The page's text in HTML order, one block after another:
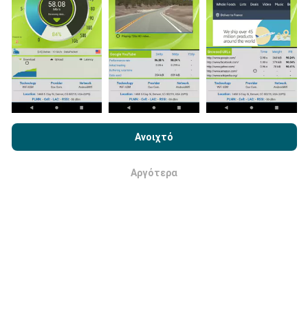
nPerf. Αυτές είναι οι δοκιμές που διεξάγονται σε
πραγματικές συνθήκες, απευθείας στο πεδίο. Αν
θέλετε να συμμετάσχετε επίσης, το μόνο που έχετε
να κάνετε είναι να κατεβάσετε την εφαρμογή nPerf
στο smartphone σας.
Όσο περισσότερα δεδομένα
υπάρχουν, τόσο πιο ολοκληρωμένοι θα είναι οι
χάρτες!
Ανοιχτό
Αργότερα
Χρήσης απορρήτου και Cookiesκαθώς και τη δοκιμή nPerf
Άδεια χρήσης τελικού χρήστη.
Εντάξει